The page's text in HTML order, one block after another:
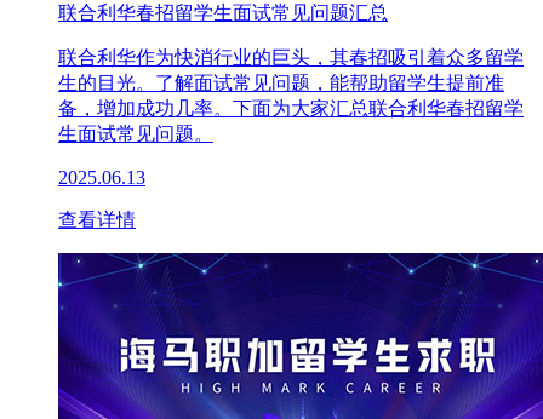
联合利华春招留学生面试常见问题汇总
联合利华作为快消行业的巨头，其春招吸引着众多留学
生的目光。了解面试常见问题，能帮助留学生提前准
备，增加成功几率。下面为大家汇总联合利华春招留学
生面试常见问题。
2025.06.13
查看详情